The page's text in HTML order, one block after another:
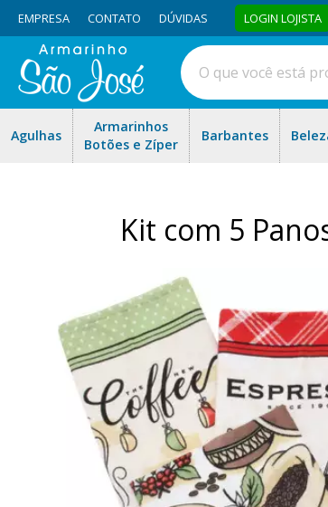
EMPRESA CONTATO DÚVIDAS LOGIN LOJISTA
Agulhas
Armarinhos
Botões e Zíper
Barbantes
Kit com 5